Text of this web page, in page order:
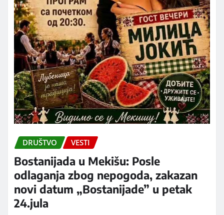
DRUŠTVO VESTI
Bostanijada u Mekišu: Posle
odlaganja zbog nepogoda, zakazan
novi datum „Bostanijade” u petak
24.jula